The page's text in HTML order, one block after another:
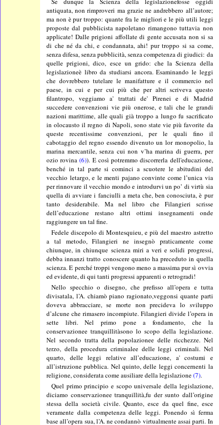
antiquata, non rimproveri ma grazie ne andrebbero all’autore;
ma non è pur troppo: quante fra le migliori e le più utili leggi
proposte dal pubblicista napoletano rimangono tuttavia non
applicate! Dalle prigioni affollate di gente accusata non si sa
di che né da chi, e condannata, ahi! pur troppo si sa come,
senza difesa, senza pubblicità, senza competenza di giudici: da
quelle prigioni, dico, esce un grido: che la Scienza della
legislazioneè libro da studiarsi ancora. Esaminando le leggi
che dovrebbero tutelare le manifatture e il commercio nel
paese, in cui e per cui più che per altri scriveva questo
filantropo, veggiamo a' trattati de' Pirenei e di Madrid
succedere convenzioni vie più onerose, e tali che le grandi
nazioni marittime, alle quali già troppo a lungo fu sacrificato
in olocausto il regno di Napoli, sono state vie più favorite da
queste recentissime convenzioni, per le quali fino il
cabotaggio del regno essendo divenuto un lor monopolio, la
marina mercantile, senza cui non v’ha marina di guerra, per
ozio rovina(6)). E così potremmo discorrerla dell'educazione,
benché in tal parte si cominci a scuotere le abitudini del
vecchio letargo, e le menti pajano convinte come l’unica via
per rinnovare il vecchio mondo e introdurvi un po’ di virtù sia
quella di avviare i fanciulli a meta che, ben conosciuta, è pur
tanto desiderabile. Ma nel libro che Filangieri scrisse
dell’educazione restano altri ottimi insegnamenti onde
raggiungere un tal fine.
Fedele discepolo di Montesquieu, e più del maestro astretto
a tal metodo, Filangieri ne insegnò praticamente come
chiunque, in chiunque scienza miri a veri e solidi progressi,
debba innanzi tratto conoscere quanto ha preceduto in quella
scienza. E perché troppi vengono meno a massima pur sì ovvia
ed evidente, di qui tanti progressi apparenti o retrogradi!
Nello specchio o disegno, che prefisso all’opera e tutta
divisatala, l’A. chiamò piano ragionato,veggonsi quante parti
doveva abbracciare, se morte non precideva lo sviluppo
d’alcune che rimasero incompiute. Filangieri divide l’opera in
sette libri. Nel primo pone a fondamento, che la
conservazionee tranquillitàsono lo scopo della legislazione.
Nel secondo tratta della popolazionee delle ricchezze. Nel
terzo, della procedura criminalee delle leggi criminali. Nel
quarto, delle leggi relative all’educazione, a' costumi e
all’istruzione pubblica. Nel quinto, delle leggi concernenti la
religione, considerata come ausiliare della legislazione(7).
Quel primo principio e scopo universale della legislazione,
diciamo conservazionee tranquillità,fu der sunto dall’origine
stessa della società civile. Quanto, esce da quel fine, esce
veramente dalla competenza delle leggi. Ponendo sì ferma
base all’opera sua, l’A. ne condannò virtualmente assai parti. In